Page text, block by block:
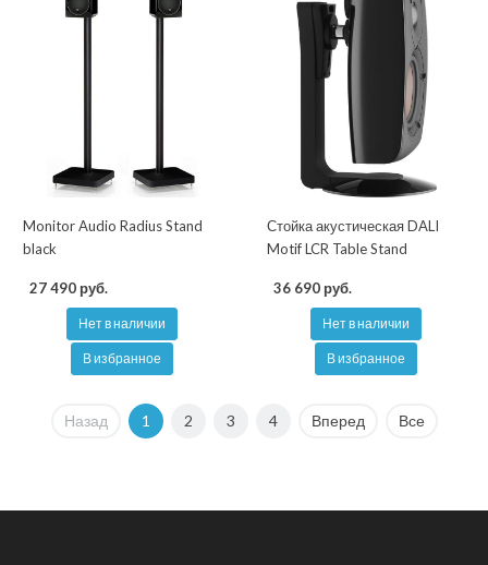
Monitor Audio Radius Stand
black
27 490 руб.
Нет в наличии
В избранное
Стойка акустическая DALI
Motif LCR Table Stand
36 690 руб.
Нет в наличии
В избранное
Назад 1 2 3 4 Вперед Все